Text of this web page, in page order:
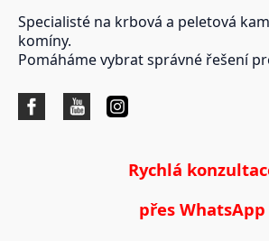
Specialisté na krbová a peletová
komíny.
Pomáháme vybrat správné řešení
Rychlá
přes WhatsApp